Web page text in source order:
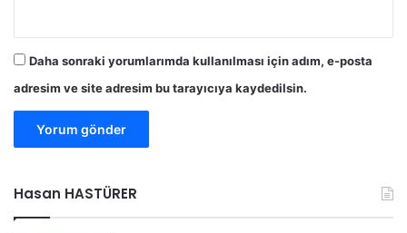
r
o
a
l
ı
a
l
Daha sonraki yorumlarımda kullanılması için adım, e-posta
adresim ve site adresim bu tarayıcıya kaydedilsin.
Hasan HASTÜRER